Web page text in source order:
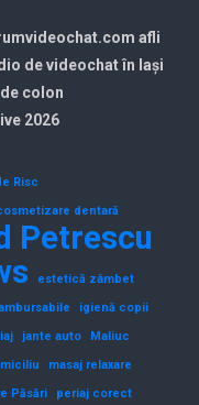
afli
de videochat în Iași
colon
2026
Risc
dentară
Petrescu
estetică zâmbet
igienă copii
jante auto
Maliuc
masaj relaxare
Păsări
periaj corect